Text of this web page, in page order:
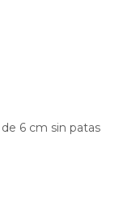
6 cm sin patas